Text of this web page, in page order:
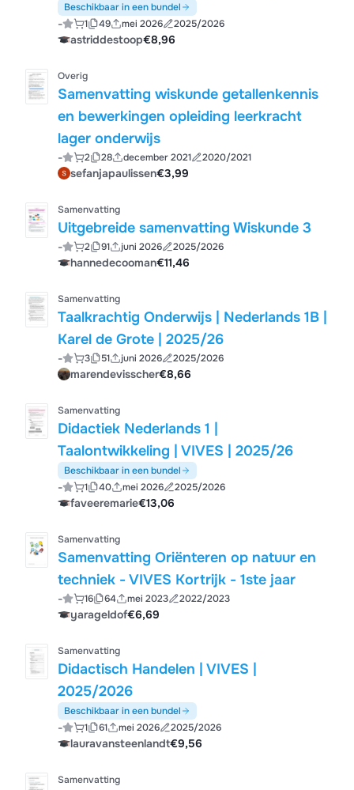
|KdG | 2025/26
Beschikbaar in een bundel
- 1 49 mei 2026 2025/2026
astriddestoop€8,96
Overig
Samenvatting wiskunde getallenkennis
en bewerkingen opleiding leerkracht
lager onderwijs
- 2 28 december 2021 2020/2021
sefanjapaulissen€3,99
Samenvatting
Uitgebreide samenvatting Wiskunde 3
- 2 91 juni 2026 2025/2026
hannedecooman€11,46
Samenvatting
Taalkrachtig Onderwijs | Nederlands 1B |
Karel de Grote | 2025/26
- 3 51 juni 2026 2025/2026
marendevisscher€8,66
Samenvatting
Didactiek Nederlands 1 |
Taalontwikkeling | VIVES | 2025/26
Beschikbaar in een bundel
- 1 40 mei 2026 2025/2026
faveeremarie€13,06
Samenvatting
Samenvatting Oriënteren op natuur en
techniek - VIVES Kortrijk - 1ste jaar
- 16 64 mei 2023 2022/2023
yarageldof€6,69
Samenvatting
Didactisch Handelen | VIVES |
2025/2026
Beschikbaar in een bundel
- 1 61 mei 2026 2025/2026
lauravansteenlandt€9,56
Samenvatting